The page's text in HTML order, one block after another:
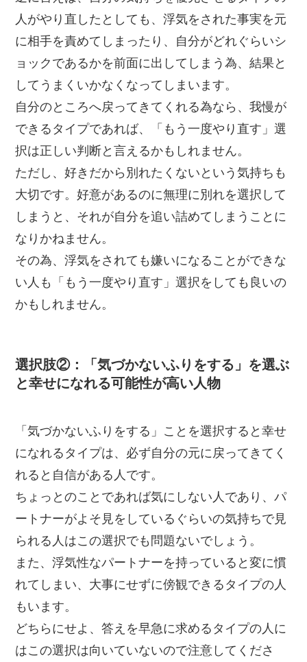
人がやり直したとしても、浮気をされた事実を元
に相手を責めてしまったり、自分がどれぐらいシ
ョックであるかを前面に出してしまう為、結果と
してうまくいかなくなってしまいます。
自分のところへ戻ってきてくれる為なら、我慢が
できるタイプであれば、「もう一度やり直す」選
択は正しい判断と言えるかもしれません。
ただし、好きだから別れたくないという気持ちも
大切です。好意があるのに無理に別れを選択して
しまうと、それが自分を追い詰めてしまうことに
なりかねません。
その為、浮気をされても嫌いになることができな
い人も「もう一度やり直す」選択をしても良いの
かもしれません。
選択肢②：「気づかないふりをする」を選ぶ
と幸せになれる可能性が高い人物
「気づかないふりをする」ことを選択すると幸せ
になれるタイプは、必ず自分の元に戻ってきてく
れると自信がある人です。
ちょっとのことであれば気にしない人であり、パ
ートナーがよそ見をしているぐらいの気持ちで見
られる人はこの選択でも問題ないでしょう。
また、浮気性なパートナーを持っていると変に慣
れてしまい、大事にせずに傍観できるタイプの人
もいます。
どちらにせよ、答えを早急に求めるタイプの人に
はこの選択は向いていないので注意してくださ